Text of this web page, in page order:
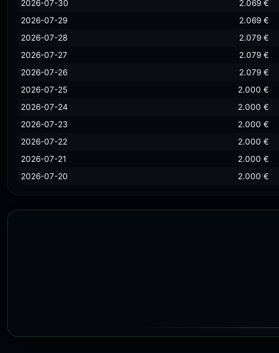
2026-07-30
2.069 €
2026-07-29
2.069 €
2026-07-28
2.079 €
2026-07-27
2.079 €
2026-07-26
2.079 €
2026-07-25
2.000 €
2026-07-24
2.000 €
2026-07-23
2.000 €
2026-07-22
2.000 €
2026-07-21
2.000 €
2026-07-20
2.000 €